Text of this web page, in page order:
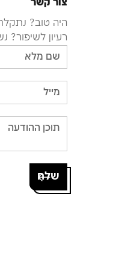
צור קשר
היה טוב?
רעיון לשיפור?